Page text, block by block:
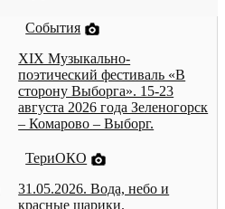
События
XIX Музыкально-
поэтический фестиваль «В
сторону Выборга». 15-23
августа 2026 года Зеленогорск
– Комарово – Выборг.
ТериОКО
31.05.2026. Вода, небо и
красные шарики.